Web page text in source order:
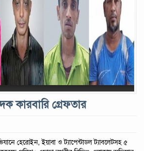
কারবারি গ্রেফতার
হেরোইন, ইয়াবা ও ট্যাপেন্টাডল ট্যাবলেটসহ ৫